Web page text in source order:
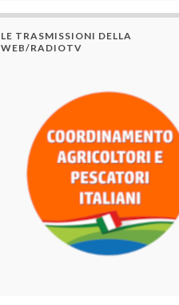
LE TRASMISSIONI DELLA
WEB/RADIOTV